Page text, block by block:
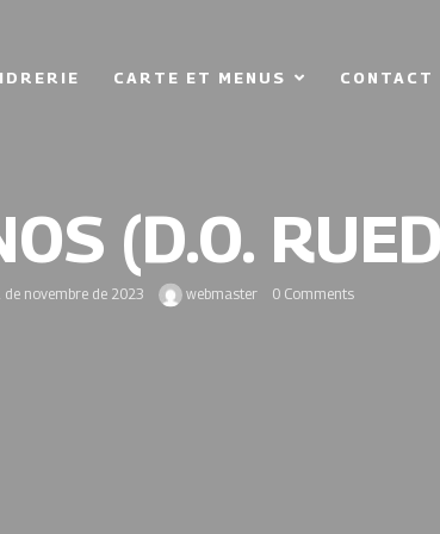
CARTE ET MENUS CONTACT
(D.O.
de novembre de 2023 webmaster 0 Comments